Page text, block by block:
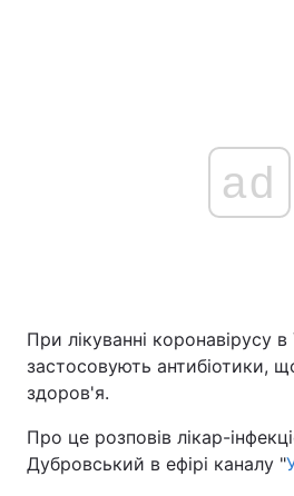
ad
При лікуванні коронавірусу в
застосовують антибіотики,
здоров'я.
Про це розповів лікар-
Дубровський в ефірі каналу "